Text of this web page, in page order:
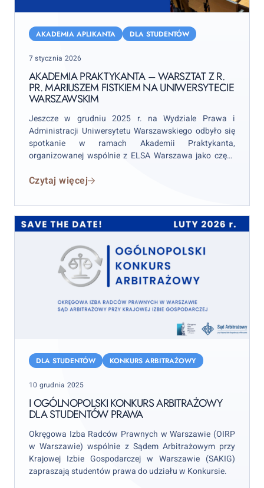
Praktykanta
warsztat
Mariuszem
Fistkiem
Uniwersytecie
Warszawskim
AKADEMIA APLIKANTA DLA STUDENTÓW
Posted
7 stycznia 2026
AKADEMIA PRAKTYKANTA – WARSZTAT Z R.
PR. MARIUSZEM FISTKIEM NA UNIWERSYTECIE
WARSZAWSKIM
Jeszcze w grudniu 2025 r. na Wydziale Prawa i
Administracji Uniwersytetu Warszawskiego odbyło się
spotkanie w ramach Akademii Praktykanta,
organizowanej wspólnie z ELSA Warszawa jako część
Czytaj więcej
Ogólnopolski
Arbitrażowy
studentów
prawa
DLA STUDENTÓW KONKURS ARBITRAŻOWY
Posted
10 grudnia 2025
I OGÓLNOPOLSKI KONKURS ARBITRAŻOWY
DLA STUDENTÓW PRAWA
Okręgowa Izba Radców Prawnych w Warszawie (OIRP
w Warszawie) wspólnie z Sądem Arbitrażowym przy
Krajowej Izbie Gospodarczej w Warszawie (SAKIG)
zapraszają studentów prawa do udziału w Konkursie.